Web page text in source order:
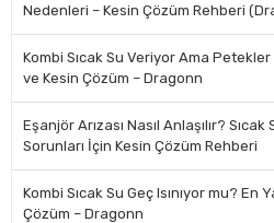
Nedenleri – Kesin Çözüm Rehberi
Kombi Sıcak Su Veriyor Ama
ve Kesin Çözüm – Dragonn
Eşanjör Arızası Nasıl Anlaşılır?
Sorunları İçin Kesin Çözüm Rehberi
Kombi Sıcak Su Geç Isınıyor mu? En
Çözüm – Dragonn